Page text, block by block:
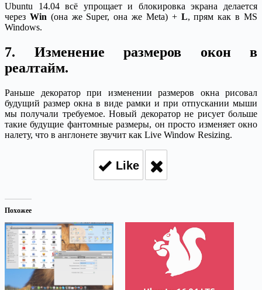
Ubuntu 14.04 всё упрощает и блокировка экрана делается
через Win (она же Super, она же Meta) + L, прям как в MS
Windows.
7. Изменение размеров окон в
реалтайм.
Раньше декоратор при изменении размеров окна рисовал
будущий размер окна в виде рамки и при отпускании мыши
мы получали требуемое. Новый декоратор не рисует больше
такие будущие фантомные размеры, он просто изменяет окно
налету, что в англонете звучит как Live Window Resizing.
Like
Похожее